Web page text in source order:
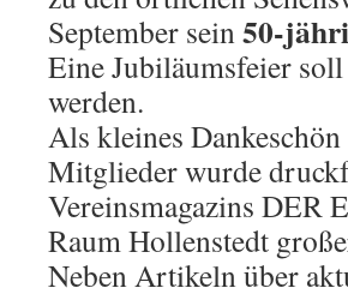
September sein50-
Eine Jubiläumsfeier
werden.
Als kleines
Mitglieder wurde
Vereinsmagazins DER
Raum Hollenstedt
Neben Artikeln über